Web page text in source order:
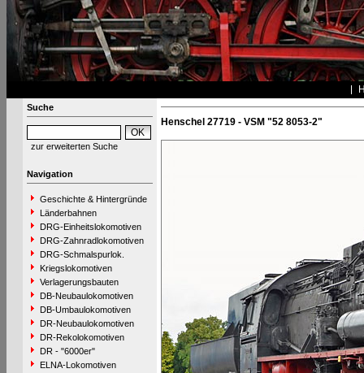
Suche
zur erweiterten Suche
Navigation
Geschichte & Hintergründe
Länderbahnen
DRG-Einheitslokomotiven
DRG-Zahnradlokomotiven
DRG-Schmalspurlok.
Kriegslokomotiven
Verlagerungsbauten
DB-Neubaulokomotiven
DB-Umbaulokomotiven
DR-Neubaulokomotiven
DR-Rekolokomotiven
DR - "6000er"
ELNA-Lokomotiven
Henschel 27719 - VSM "52 8053-2"